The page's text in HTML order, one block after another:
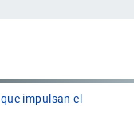
impulsan el